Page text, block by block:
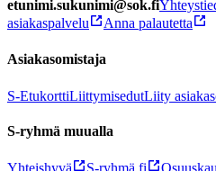
etunimi.sukunimi@sok.fi
asiakaspalvelu
Anna palautetta
Asiakasomistaja
S-EtukorttiLiittymisedutLiity
S-ryhmä muualla